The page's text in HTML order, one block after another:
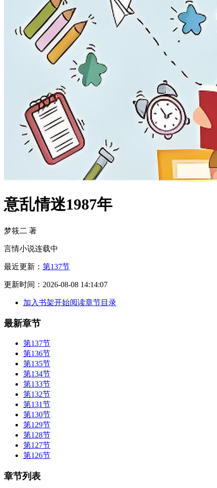
意乱情迷1987年
梦筱二 著
言情小说连载中
最近更新： 第137节
更新时间： 2026-08-08 14:14:07
加入书架开始阅读章节目录
最新章节
第137节
第136节
第135节
第134节
第133节
第132节
第131节
第130节
第129节
第128节
第127节
第126节
章节列表